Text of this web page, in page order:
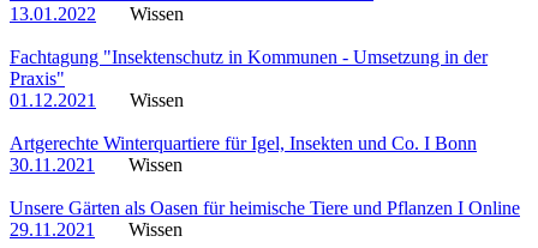
13.01.2022
Wissen
Fachtagung "Insektenschutz in Kommunen - Umsetzung in der
Praxis"
01.12.2021
Wissen
Artgerechte Winterquartiere für Igel, Insekten und Co. I Bonn
30.11.2021
Wissen
Unsere Gärten als Oasen für heimische Tiere und Pflanzen I Online
29.11.2021
Wissen